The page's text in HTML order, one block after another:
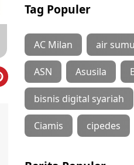
Tag Populer
AC Milan air
ASN Asusila
bisnis digital syariah
Ciamis cipedes